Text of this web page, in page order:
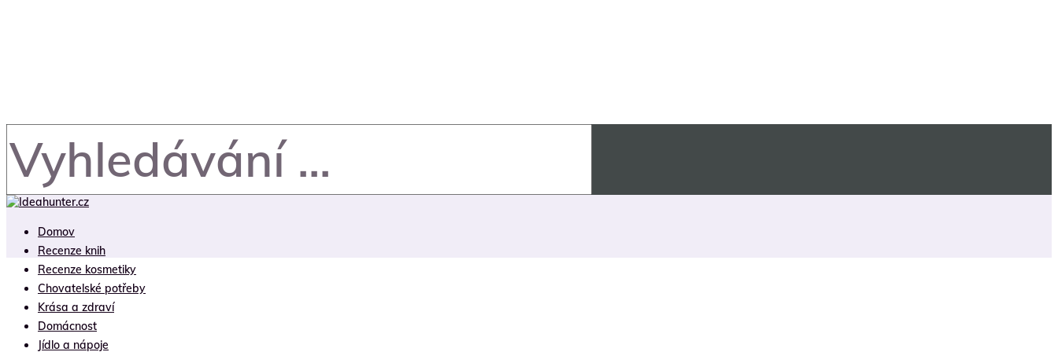
Domov
Recenze knih
Recenze kosmetiky
Chovatelské potřeby
Krása a zdraví
Domácnost
Jídlo a nápoje